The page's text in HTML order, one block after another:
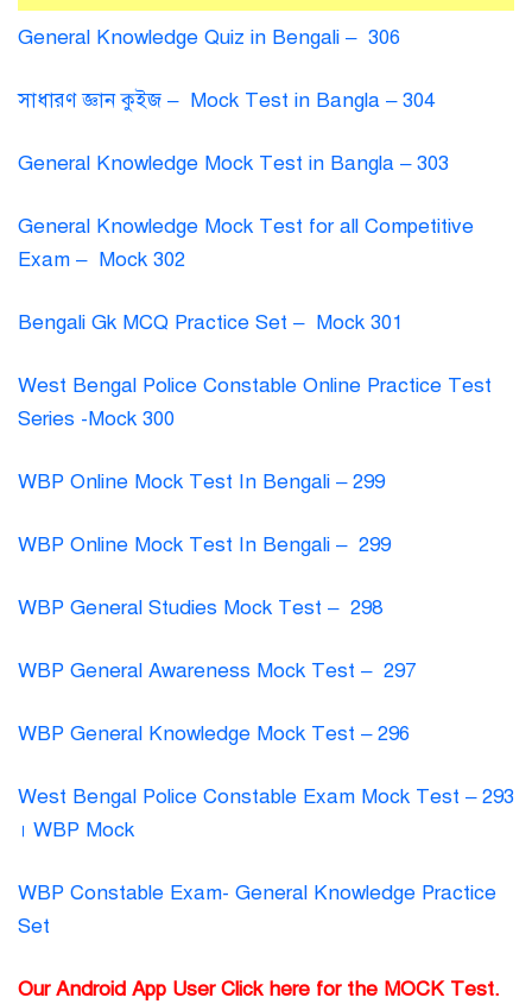
General Knowledge Quiz in Bengali – 306
সাধারণ জ্ঞান কুইজ – Mock Test in Bangla – 304
General Knowledge Mock Test in Bangla – 303
General Knowledge Mock Test for all Competitive
Exam – Mock 302
Bengali Gk MCQ Practice Set – Mock 301
West Bengal Police Constable Online Practice Test
Series -Mock 300
WBP Online Mock Test In Bengali – 299
WBP Online Mock Test In Bengali – 299
WBP General Studies Mock Test – 298
WBP General Awareness Mock Test – 297
WBP General Knowledge Mock Test – 296
West Bengal Police Constable Exam Mock Test – 293
। WBP Mock
WBP Constable Exam- General Knowledge Practice
Set
Our Android App User Click here for the MOCK Test.